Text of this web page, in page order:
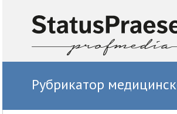
Рубрикатор